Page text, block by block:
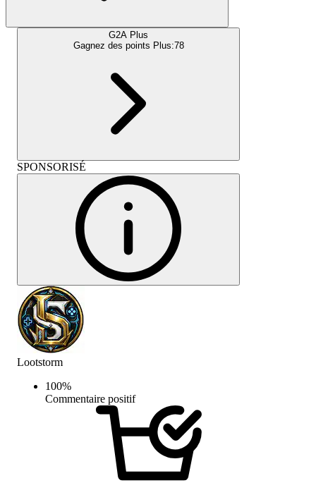
G2A Plus
Gagnez des points Plus:78
SPONSORISÉ
Lootstorm
100%
Commentaire positif